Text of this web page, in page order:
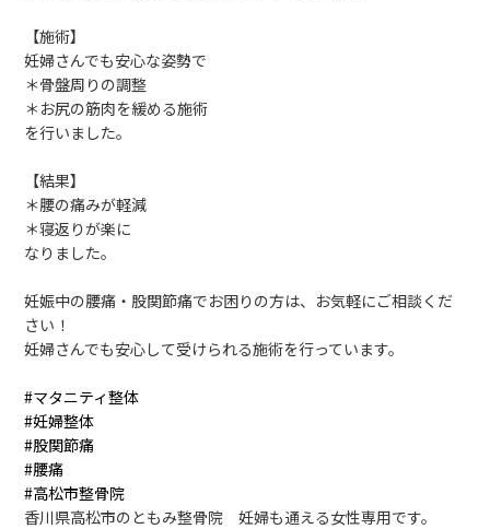
【施術】
妊婦さんでも安心な姿勢で
＊骨盤周りの調整
＊お尻の筋肉を緩める施術
を行いました。
【結果】
＊腰の痛みが軽減
＊寝返りが楽に
なりました。
妊娠中の腰痛・股関節痛でお困りの方は、お気軽にご相談くだ
さい！
妊婦さんでも安心して受けられる施術を行っています。
#マタニティ整体
#妊婦整体
#股関節痛
#腰痛
#高松市整骨院
香川県高松市のともみ整骨院 妊婦も通える女性専用です。